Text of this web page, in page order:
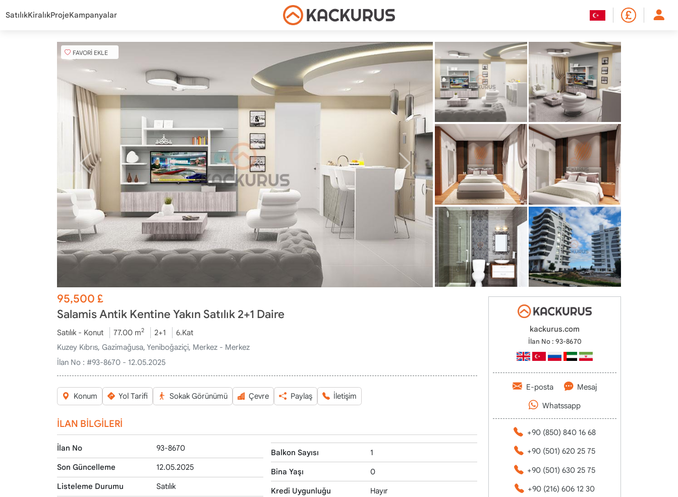
SatılıkKiralıkProjeKampanyalar
FAVORİ EKLE
95,500£
Salamis Antik Kentine Yakın Satılık 2+1 Daire
Satılık - Konut 77.00 m2 2+1
6.Kat
Kuzey Kıbrıs, Gazimağusa, Yeniboğaziçi, Merkez - Merkez
İlan No : #93-8670 - 12.05.2025
Konum Yol Tarifi Sokak Görünümü Çevre Paylaş İletişim
İLAN BİLGİLERİ
İlan No 93-8670
Son Güncelleme 12.05.2025
Listeleme Durumu Satılık
Balkon Sayısı 1
Bina Yaşı 0
Kredi Uygunluğu Hayır
kackurus.com
İlan No : 93-8670
E-posta Mesaj
Whatssapp
+90 (850) 840 16 68
+90 (501) 620 25 75
+90 (501) 630 25 75
+90 (216) 606 12 30